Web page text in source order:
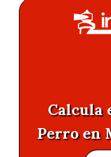
Calcula
Perro en